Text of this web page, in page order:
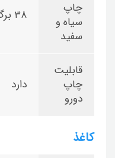
چاپ
سیاه و
سفید
۳۸ برگ در دقیقه
قابلیت
چاپ
دورو
دارد
کاغذ